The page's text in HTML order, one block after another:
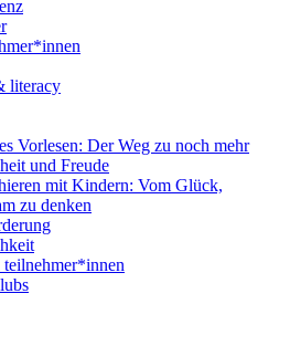
literacy
Vorlesen: Der Weg zu noch mehr
und Freude
mit Kindern: Vom Glück,
zu denken
teilnehmer*innen